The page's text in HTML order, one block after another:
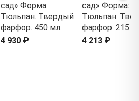
сад» Форма:
Тюльпан. Твердый
фарфор. 450 мл.
4 930 ₽
сад» Форма:
Тюльпан.
фарфор. 215
4 213 ₽